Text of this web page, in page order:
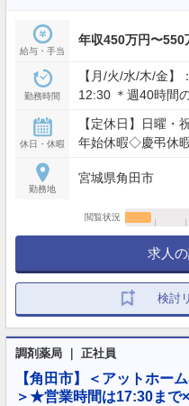
給与・手当
年収450万円〜550
勤務時間
【月/火/水/木/金
12:30 ＊週40時間
休日・休暇
【定休日】日曜
年始休暇◇慶弔休
勤務地
宮城県角田市
閲覧状況
求人
検討
調剤薬局 ｜ 正社員
【角田市】＜アットホー
＞★営業時間は17:30まで